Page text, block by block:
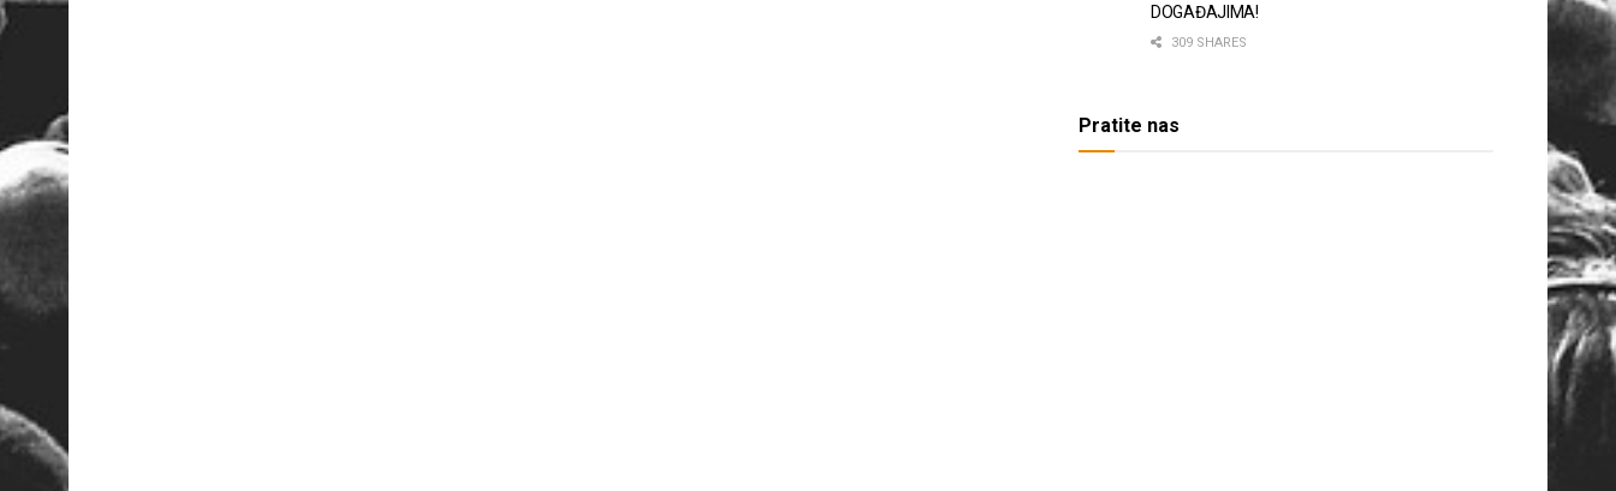
DOGAĐAJIMA!
309 SHARES
Pratite nas